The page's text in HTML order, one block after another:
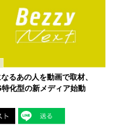
るあの人を動画で取材、
化型の新メディア始動